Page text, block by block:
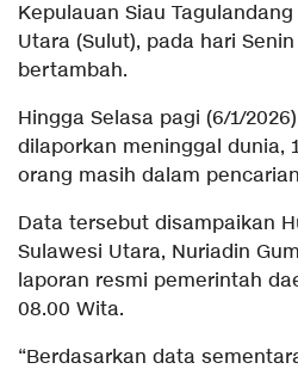
Kepulauan Siau
Utara (Sulut), pada hari
bertambah.
Hingga Selasa pagi (6/1/
dilaporkan meninggal dunia,
orang masih dalam
Data tersebut disampaikan
Sulawesi Utara, Nuriadin
laporan resmi pemerintah
08.00 Wita.
“Berdasarkan data